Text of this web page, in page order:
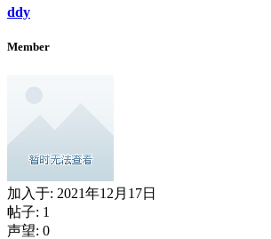
ddy
Member
加入于: 2021年12月17日
帖子: 1
声望: 0